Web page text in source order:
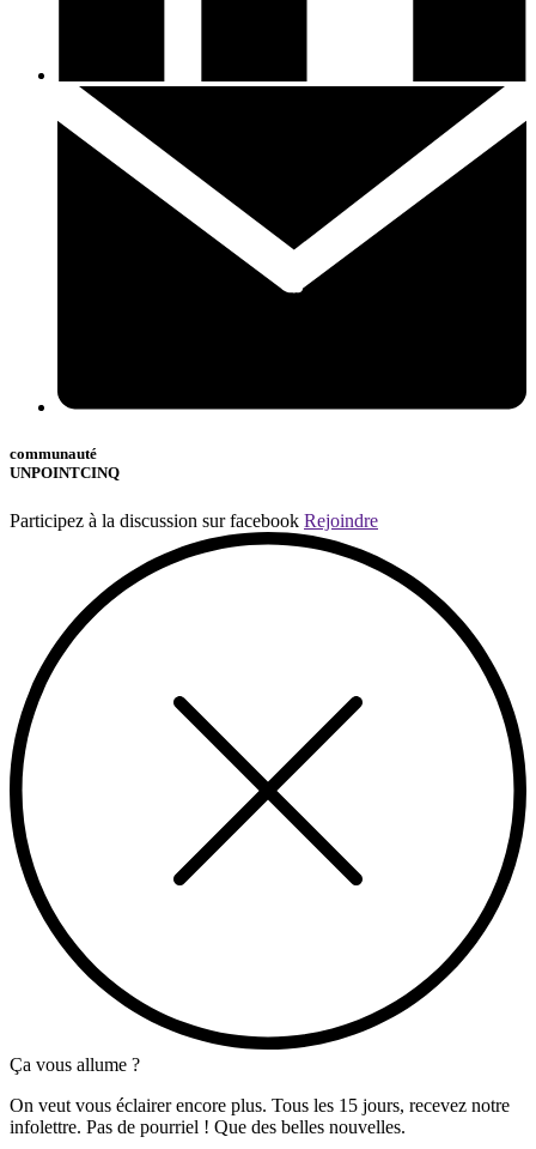
communauté
UNPOINTCINQ
Participez à la discussion sur facebook Rejoindre
Ça vous allume ?
On veut vous éclairer encore plus. Tous les 15 jours, recevez notre
infolettre. Pas de pourriel ! Que des belles nouvelles.